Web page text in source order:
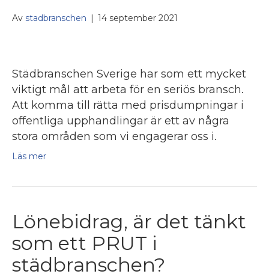
Av stadbranschen | 14 september 2021
Städbranschen Sverige har som ett mycket
viktigt mål att arbeta för en seriös bransch.
Att komma till rätta med prisdumpningar i
offentliga upphandlingar är ett av några
stora områden som vi engagerar oss i.
Läs mer
Lönebidrag, är det tänkt
som ett PRUT i
städbranschen?